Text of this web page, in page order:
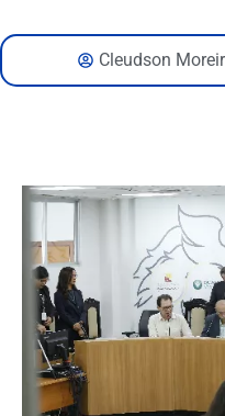
Cleudson